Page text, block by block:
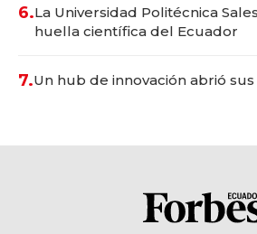
6.La Universidad Politécnica
huella científica del Ecuador
7.Un hub de innovación abrió